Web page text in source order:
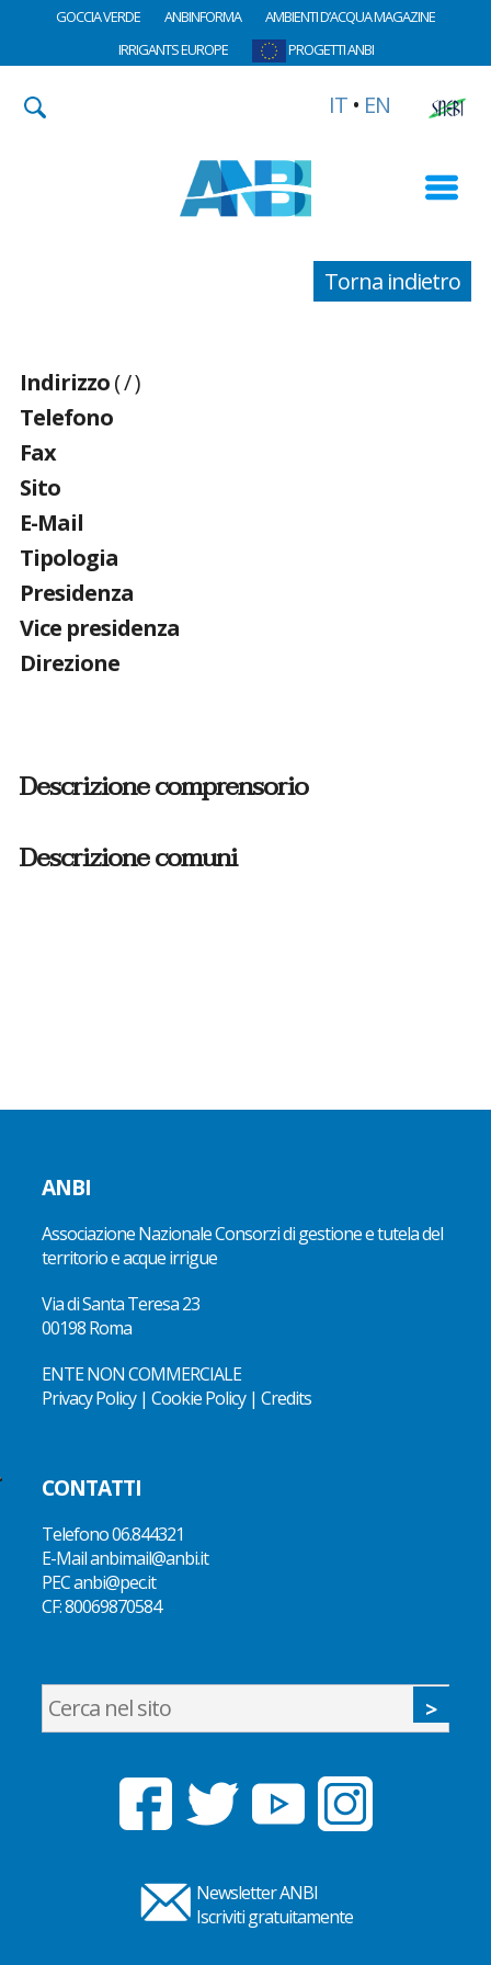
GOCCIA VERDE ANBINFORMA
AMBIENTI D’ACQUA MAGAZINE
IRRIGANTS EUROPE
PROGETTI ANBI
IT • EN
Torna indietro
Indirizzo( / )
Telefono
Fax
Sito
E-Mail
Tipologia
Presidenza
Vice presidenza
Direzione
Descrizione comprensorio
Descrizione comuni
ANBI
Associazione Nazionale Consorzi di gestione e tutela del
territorio e acque irrigue
Via di Santa Teresa 23
00198 Roma
ENTE NON COMMERCIALE
Privacy Policy| Cookie Policy| Credits
CONTATTI
Telefono06.844321
E-Mailanbimail@anbi.it
PEC anbi@pec.it
CF:80069870584
Newsletter ANBI
Iscriviti gratuitamente